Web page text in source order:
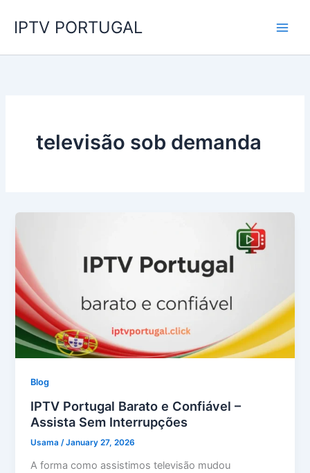
IPTV PORTUGAL
televisão sob demanda
Blog
IPTV Portugal Barato e Confiável –
Assista Sem Interrupções
Usama/January 27, 2026
A forma como assistimos televisão mudou